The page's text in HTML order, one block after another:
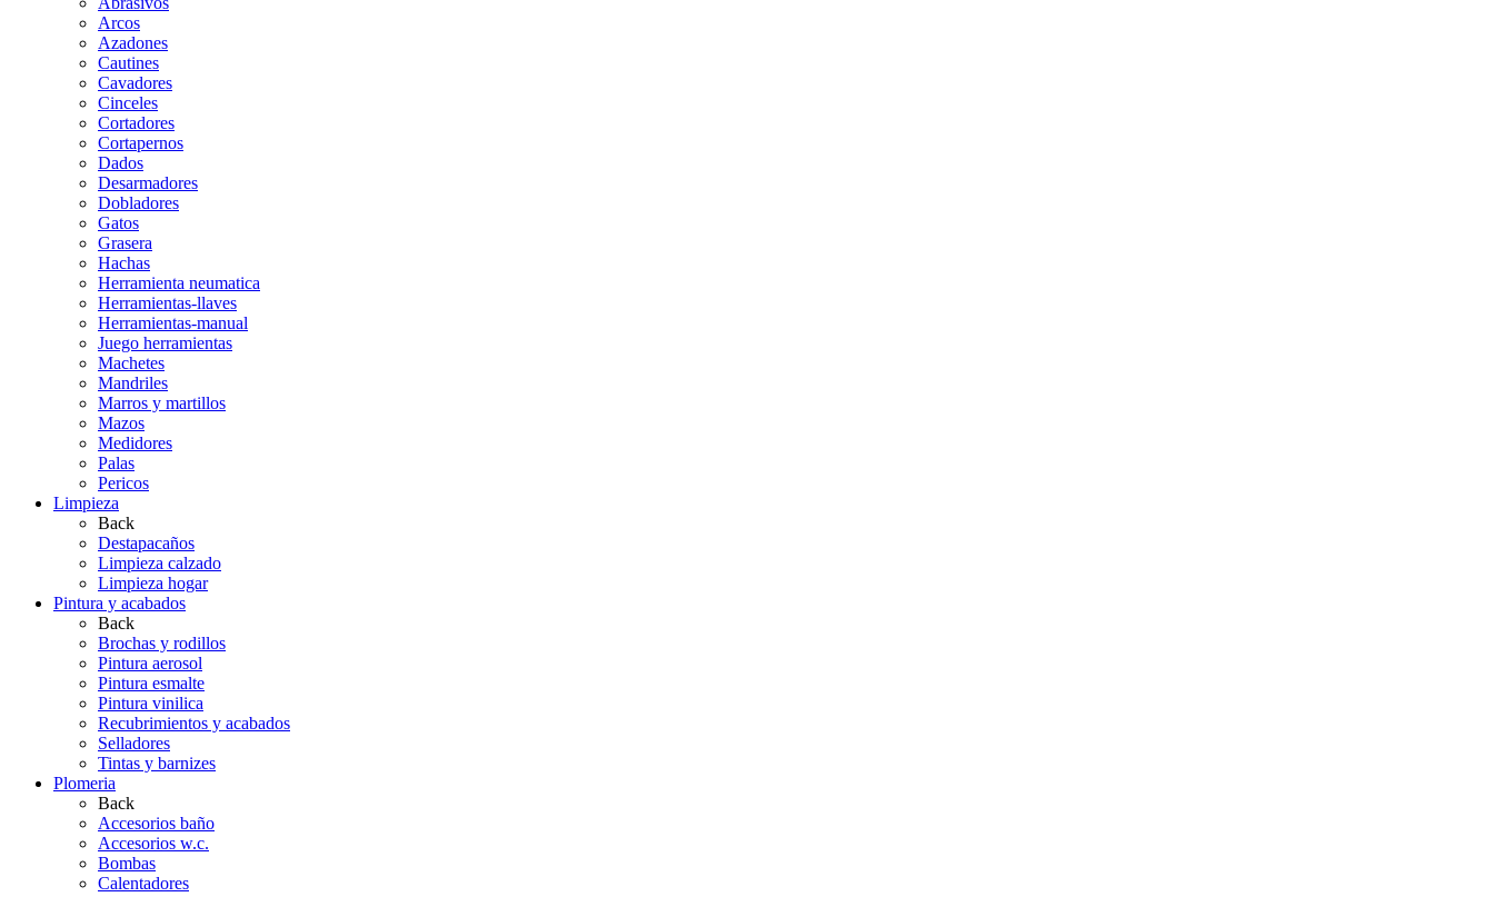
Arcos
Azadones
Cautines
Cavadores
Cinceles
Cortadores
Cortapernos
Dados
Desarmadores
Dobladores
Gatos
Grasera
Hachas
Herramienta neumatica
Herramientas-llaves
Herramientas-manual
Juego herramientas
Machetes
Mandriles
Marros y martillos
Mazos
Medidores
Palas
Pericos
Limpieza
Back
Destapacaños
Limpieza calzado
Limpieza hogar
Pintura y acabados
Back
Brochas y rodillos
Pintura aerosol
Pintura esmalte
Pintura vinilica
Recubrimientos y acabados
Selladores
Tintas y barnizes
Plomeria
Back
Accesorios baño
Accesorios w.c.
Bombas
Calentadores